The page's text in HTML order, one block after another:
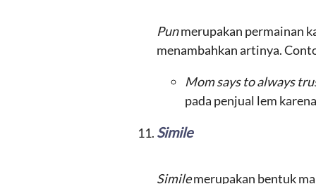
Punmerupakan permainan
menambahkan artinya.
Mom says to always
pada penjual lem
Simile
Similemerupakan bentuk